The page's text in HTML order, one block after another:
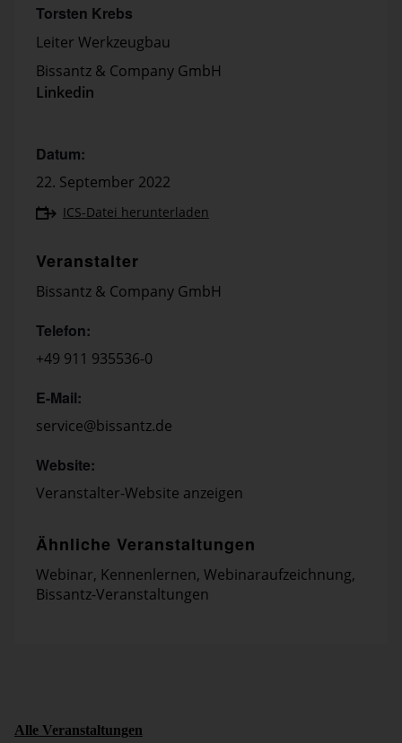
Torsten Krebs
Leiter Werkzeugbau
Bissantz & Company GmbH
Linkedin
Datum:
22. September 2022
ICS-Datei herunterladen
Veranstalter
Bissantz & Company GmbH
Telefon:
+49 911 935536-0
E-Mail:
service@bissantz.de
Website:
Veranstalter-Website anzeigen
Ähnliche Veranstaltungen
Webinar, Kennenlernen, Webinaraufzeichnung,
Bissantz-Veranstaltungen
Alle Veranstaltungen